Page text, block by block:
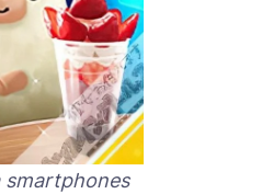
smartphones